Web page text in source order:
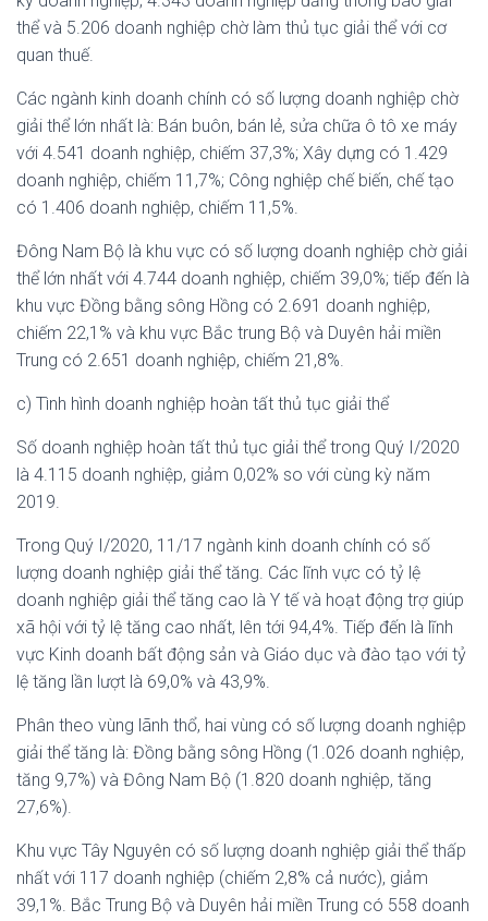
thể và 5.206 doanh nghiệp chờ làm thủ tục giải thể với cơ
quan thuế.
Các ngành kinh doanh chính có số lượng doanh nghiệp chờ
giải thể lớn nhất là: Bán buôn, bán lẻ, sửa chữa ô tô xe máy
với 4.541 doanh nghiệp, chiếm 37,3%; Xây dựng có 1.429
doanh nghiệp, chiếm 11,7%; Công nghiệp chế biến, chế tạo
có 1.406 doanh nghiệp, chiếm 11,5%.
Đông Nam Bộ là khu vực có số lượng doanh nghiệp chờ giải
thể lớn nhất với 4.744 doanh nghiệp, chiếm 39,0%; tiếp đến là
khu vực Đồng bằng sông Hồng có 2.691 doanh nghiệp,
chiếm 22,1% và khu vực Bắc trung Bộ và Duyên hải miền
Trung có 2.651 doanh nghiệp, chiếm 21,8%.
c) Tình hình doanh nghiệp hoàn tất thủ tục giải thể
Số doanh nghiệp hoàn tất thủ tục giải thể trong Quý I/2020
là 4.115 doanh nghiệp, giảm 0,02% so với cùng kỳ năm
2019.
Trong Quý I/2020, 11/17 ngành kinh doanh chính có số
lượng doanh nghiệp giải thể tăng. Các lĩnh vực có tỷ lệ
doanh nghiệp giải thể tăng cao là Y tế và hoạt động trợ giúp
xã hội với tỷ lệ tăng cao nhất, lên tới 94,4%. Tiếp đến là lĩnh
vực Kinh doanh bất động sản và Giáo dục và đào tạo với tỷ
lệ tăng lần lượt là 69,0% và 43,9%.
Phân theo vùng lãnh thổ, hai vùng có số lượng doanh nghiệp
giải thể tăng là: Đồng bằng sông Hồng (1.026 doanh nghiệp,
tăng 9,7%) và Đông Nam Bộ (1.820 doanh nghiệp, tăng
27,6%).
Khu vực Tây Nguyên có số lượng doanh nghiệp giải thể thấp
nhất với 117 doanh nghiệp (chiếm 2,8% cả nước), giảm
39,1%. Bắc Trung Bộ và Duyên hải miền Trung có 558 doanh